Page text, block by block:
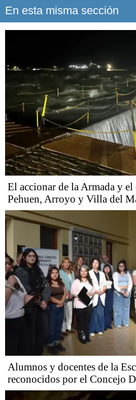
En esta misma sección
El accionar de la Armada y el
Pehuen, Arroyo y Villa del
Alumnos y docentes de la
reconocidos por el Concejo